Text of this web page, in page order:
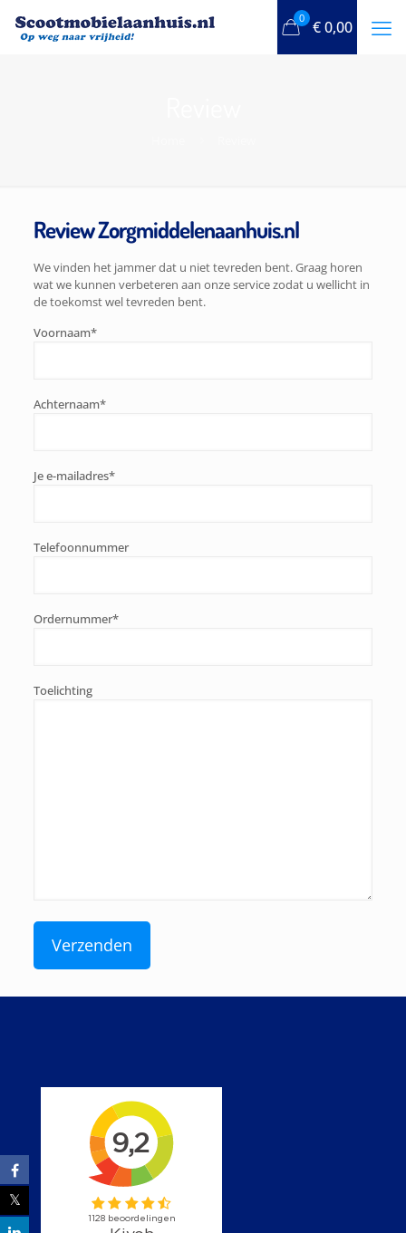
0 €0,00
ReviewZorgmiddelenaanhuis.nl
We vinden het jammer dat u niet tevreden bent. Graag horen
wat we kunnen verbeteren aan onze service zodat u wellicht in
de toekomst wel tevreden bent.
Voornaam*
Achternaam*
Je e-mailadres*
Telefoonnummer
Ordernummer*
Toelichting